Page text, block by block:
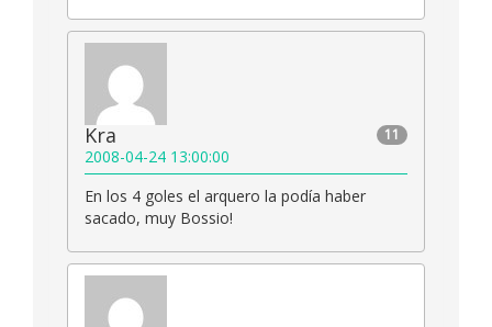
11
Kra
2008-04-24 13:00:00
En los 4 goles el arquero la podía haber
sacado, muy Bossio!